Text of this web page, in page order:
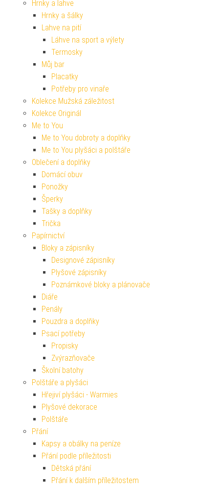
Hrnky a lahve
Hrnky a šálky
Lahve na pití
Láhve na sport a výlety
Termosky
Můj bar
Placatky
Potřeby pro vinaře
Kolekce Mužská záležitost
Kolekce Originál
Me to You
Me to You dobroty a doplňky
Me to You plyšáci a polštáře
Oblečení a doplňky
Domácí obuv
Ponožky
Šperky
Tašky a doplňky
Trička
Papírnictví
Bloky a zápisníky
Designové zápisníky
Plyšové zápisníky
Poznámkové bloky a plánovače
Diáře
Penály
Pouzdra a doplňky
Psací potřeby
Propisky
Zvýrazňovače
Školní batohy
Polštáře a plyšáci
Hřejiví plyšáci - Warmies
Plyšové dekorace
Polštáře
Přání
Kapsy a obálky na peníze
Přání podle příležitosti
Dětská přání
Přání k dalším příležitostem